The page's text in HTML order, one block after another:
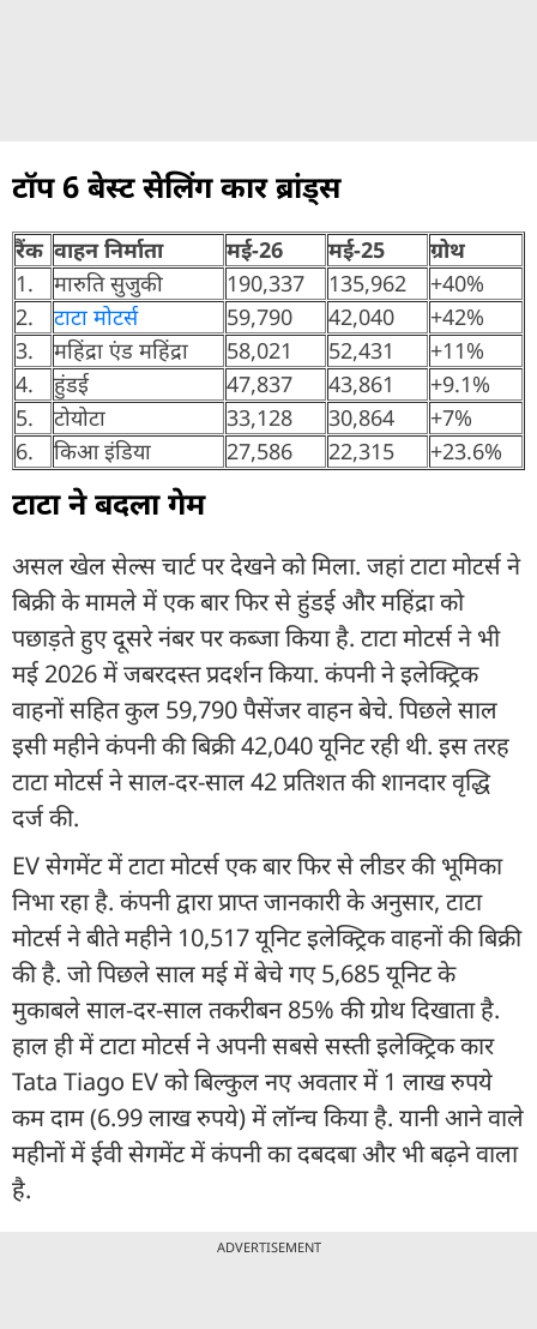
टॉप 6 बेस्ट सेलिंग कार ब्रांड्स
रैंक वाहन निर्माता मई-26 मई-25
ग्रोथ
1.
मारुति सुजुकी 190,337 135,962
+40%
2.
टाटा मोटर्स 59,790 42,040
+42%
3.
महिंद्रा एंड महिंद्रा 58,021 52,431
+11%
4.
हुंडई 47,837 43,861
+9.1%
5.
टोयोटा 33,128 30,864
+7%
6.
किआ इंडिया 27,586 22,315 +23.6%
टाटा ने बदला गेम
असल खेल सेल्स चार्ट पर देखने को मिला. जहां टाटा मोटर्स ने
बिक्री के मामले में एक बार फिर से हुंडई और महिंद्रा को
पछाड़ते हुए दूसरे नंबर पर कब्जा किया है. टाटा मोटर्स ने भी
मई 2026 में जबरदस्त प्रदर्शन किया. कंपनी ने इलेक्ट्रिक
वाहनों सहित कुल 59,790 पैसेंजर वाहन बेचे. पिछले साल
इसी महीने कंपनी की बिक्री 42,040 यूनिट रही थी. इस तरह
टाटा मोटर्स ने साल-दर-साल 42 प्रतिशत की शानदार वृद्धि
दर्ज की.
EV सेगमेंट में टाटा मोटर्स एक बार फिर से लीडर की भूमिका
निभा रहा है. कंपनी द्वारा प्राप्त जानकारी के अनुसार, टाटा
मोटर्स ने बीते महीने 10,517 यूनिट इलेक्ट्रिक वाहनों की बिक्री
की है. जो पिछले साल मई में बेचे गए 5,685 यूनिट के
मुकाबले साल-दर-साल तकरीबन 85% की ग्रोथ दिखाता है.
हाल ही में टाटा मोटर्स ने अपनी सबसे सस्ती इलेक्ट्रिक कार
Tata Tiago EV को बिल्कुल नए अवतार में 1 लाख रुपये
कम दाम (6.99 लाख रुपये) में लॉन्च किया है. यानी आने वाले
महीनों में ईवी सेगमेंट में कंपनी का दबदबा और भी बढ़ने वाला
है.
ADVERTISEMENT